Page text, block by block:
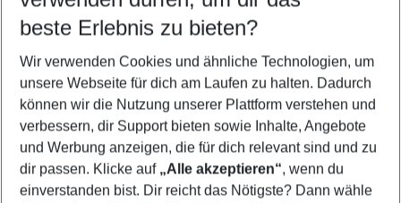
5-8 Nächte
2 Erwachsene Keine Kinder
Mehr Filter anzeigen
beste Erlebnis zu bieten?
Wir verwenden Cookies und ähnliche Technologien, um
unsere Webseite für dich am Laufen zu halten. Dadurch
können wir die Nutzung unserer Plattform verstehen und
verbessern, dir Support bieten sowie Inhalte, Angebote
und Werbung anzeigen, die für dich relevant sind und zu
dir passen. Klicke auf „Alle akzeptieren“, wenn du
einverstanden bist. Dir reicht das Nötigste? Dann wähle